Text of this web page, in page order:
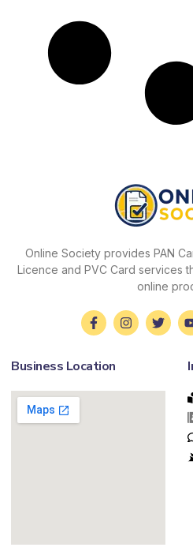
Online Society provides PAN
Licence and PVC Card services
online
Business Location